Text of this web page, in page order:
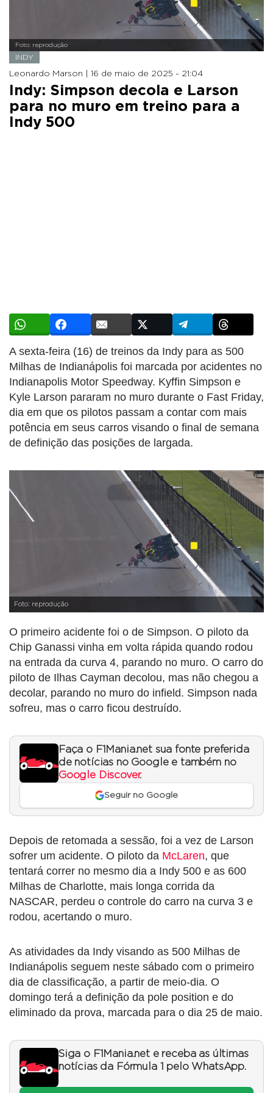
Foto: reprodução
INDY
Leonardo Marson | 16 de maio de 2025 - 21:04
Indy: Simpson decola e Larson
para no muro em treino para a
Indy 500
A sexta-feira (16) de treinos da Indy para as 500
Milhas de Indianápolis foi marcada por acidentes no
Indianapolis Motor Speedway. Kyffin Simpson e
Kyle Larson pararam no muro durante o Fast Friday,
dia em que os pilotos passam a contar com mais
potência em seus carros visando o final de semana
de definição das posições de largada.
Foto: reprodução
O primeiro acidente foi o de Simpson. O piloto da
Chip Ganassi vinha em volta rápida quando rodou
na entrada da curva 4, parando no muro. O carro do
piloto de Ilhas Cayman decolou, mas não chegou a
decolar, parando no muro do infield. Simpson nada
sofreu, mas o carro ficou destruído.
Faça o F1Mania.net sua fonte preferida
de notícias no Google e também no
Google Discover.
Seguir no Google
Depois de retomada a sessão, foi a vez de Larson
sofrer um acidente. O piloto da McLaren, que
tentará correr no mesmo dia a Indy 500 e as 600
Milhas de Charlotte, mais longa corrida da
NASCAR, perdeu o controle do carro na curva 3 e
rodou, acertando o muro.
As atividades da Indy visando as 500 Milhas de
Indianápolis seguem neste sábado com o primeiro
dia de classificação, a partir de meio-dia. O
domingo terá a definição da pole position e do
eliminado da prova, marcada para o dia 25 de maio.
Siga o F1Mania.net e receba as últimas
notícias da Fórmula 1 pelo WhatsApp.